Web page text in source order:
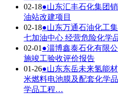
02-18●山东汇丰石化集团
油站改建项目
02-18●山东万通石油化工
七加油中心 经营危险化学
02-01 ●淄博鑫泰石化有限
施竣工验收评价报告
01-26●山东东岳未来氢能
米燃料电池膜及配套化学
学品工程…